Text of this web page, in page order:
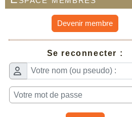
Devenir membre
Se reconnecter :